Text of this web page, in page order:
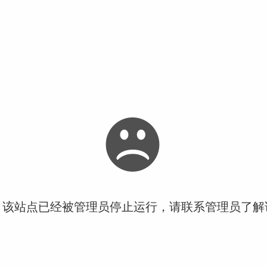
站点已经被管理员停止运行，请联系管理员了